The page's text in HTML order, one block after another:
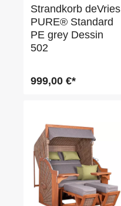
Strandkorb deVries
PURE® Standard
PE grey Dessin
502
999,00 €*